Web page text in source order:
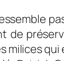
de
milices